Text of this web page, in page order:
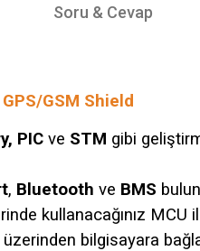
Soru & Cevap
GSM Shield
PIC ve STM gibi
, Bluetooth ve BMS
kullanacağınız MCU
üzerinden bilgisayara